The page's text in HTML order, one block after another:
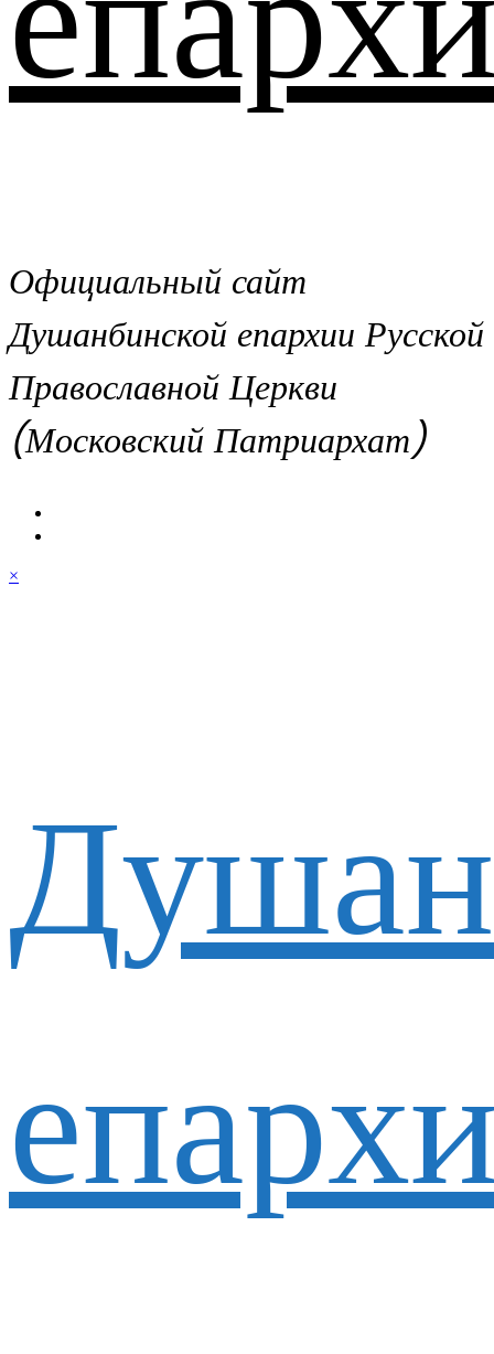
Официальный сайт
Душанбинской епархии Русской
Православной Церкви
(Московский Патриархат)
×